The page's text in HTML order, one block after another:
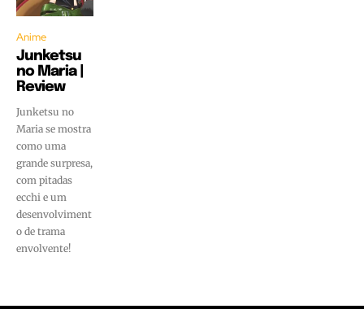
Anime
Junketsu
no Maria |
Review
Junketsu no
Maria se mostra
como uma
grande surpresa,
com pitadas
ecchi e um
desenvolviment
o de trama
envolvente!